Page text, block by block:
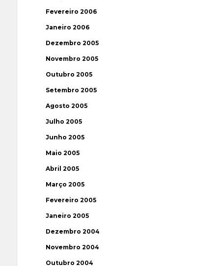
Fevereiro 2006
Janeiro 2006
Dezembro 2005
Novembro 2005
Outubro 2005
Setembro 2005
Agosto 2005
Julho 2005
Junho 2005
Maio 2005
Abril 2005
Março 2005
Fevereiro 2005
Janeiro 2005
Dezembro 2004
Novembro 2004
Outubro 2004